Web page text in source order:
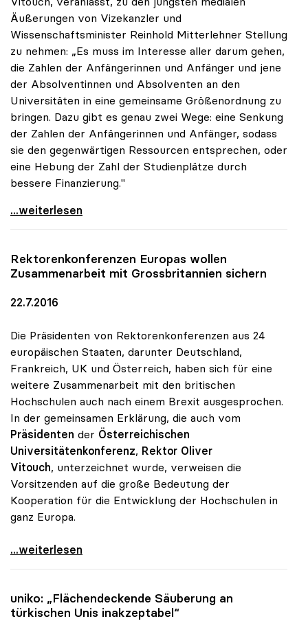
Äußerungen von Vizekanzler und
Wissenschaftsminister Reinhold Mitterlehner Stellung
zu nehmen: „Es muss im Interesse aller darum gehen,
die Zahlen der Anfängerinnen und Anfänger und jene
der Absolventinnen und Absolventen an den
Universitäten in eine gemeinsame Größenordnung zu
bringen. Dazu gibt es genau zwei Wege: eine Senkung
der Zahlen der Anfängerinnen und Anfänger, sodass
sie den gegenwärtigen Ressourcen entsprechen, oder
eine Hebung der Zahl der Studienplätze durch
bessere Finanzierung."
uniko: Entweder Anfängerzahlen senken oder mehr
...weiterlesen
Rektorenkonferenzen Europas wollen
Zusammenarbeit mit Grossbritannien sichern
22.7.2016
Die Präsidenten von Rektorenkonferenzen aus 24
europäischen Staaten, darunter Deutschland,
Frankreich, UK und Österreich, haben sich für eine
weitere Zusammenarbeit mit den britischen
Hochschulen auch nach einem Brexit ausgesprochen.
In der gemeinsamen Erklärung, die auch vom
Präsidenten der Österreichischen
Universitätenkonferenz, Rektor Oliver
Vitouch, unterzeichnet wurde, verweisen die
Vorsitzenden auf die große Bedeutung der
Kooperation für die Entwicklung der Hochschulen in
ganz Europa.
Rektorenkonferenzen Europas wollen Zusammenarbeit
...weiterlesen
uniko: „Flächendeckende Säuberung an
türkischen Unis inakzeptabel“